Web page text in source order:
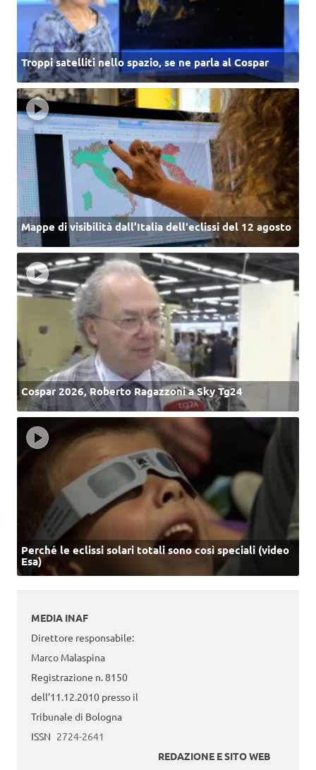
Troppi satelliti nello spazio, se ne parla al Cospar
Mappe di visibilità dall’Italia dell'eclissi del 12 agosto
Cospar 2026, Roberto Ragazzoni a Sky Tg24
Perché le eclissi solari totali sono così speciali (video
Esa)
MEDIA INAF
Direttore responsabile:
Marco Malaspina
Registrazione n. 8150
dell’11.12.2010 presso il
Tribunale di Bologna
ISSN 2724-2641
REDAZIONE E SITO WEB